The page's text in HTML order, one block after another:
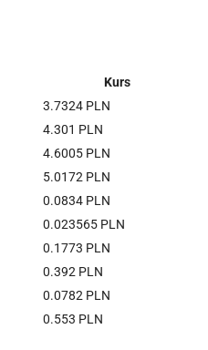
Kurs
3.7324 PLN
4.301 PLN
4.6005 PLN
5.0172 PLN
0.0834 PLN
0.023565 PLN
0.1773 PLN
0.392 PLN
0.0782 PLN
0.553 PLN